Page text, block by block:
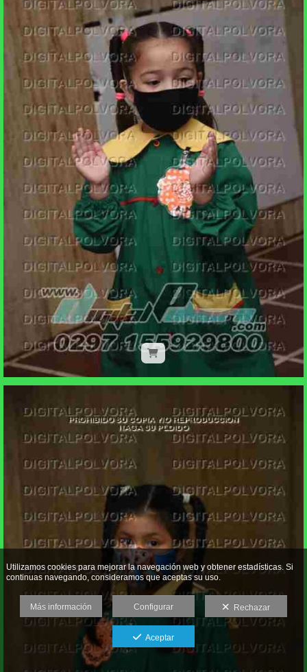
Utilizamos cookies para mejorar la navegación web y obtener estadísticas. Si
continuas navegando, consideramos que aceptas su uso.
Más información Configurar Rechazar
Aceptar